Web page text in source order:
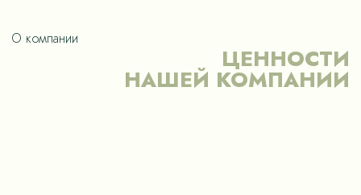
О компании
ЦЕННОСТИ
НАШЕЙ КОМПАНИИ